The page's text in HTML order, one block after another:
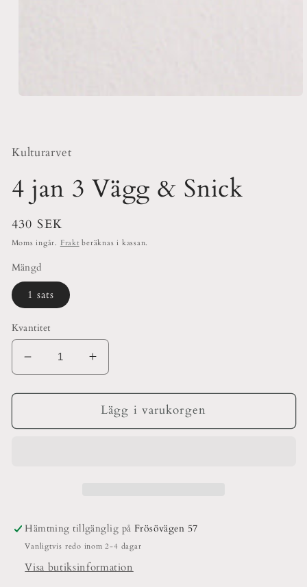
Kulturarvet
4 jan 3 Vägg & Snick
Ordinarie
pris
430 SEK
Moms ingår. Fraktberäknas i kassan.
Mängd
1 sats
Kvantitet
Minska
kvantitet
för
jan
Öka
kvantitet
för
jan
Lägg i varukorgen
Hämtning tillgänglig på Frösövägen 57
Vanligtvis redo inom 2-4 dagar
Visa butiksinformation